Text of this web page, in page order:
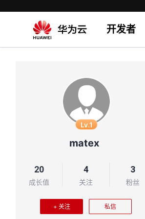
开发者
Lv.1
matex
20
成长值
4
关注
3
粉丝
+ 关注 私信